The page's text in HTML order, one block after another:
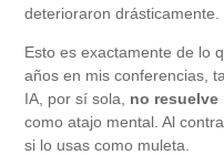
deterioraron drásticamente.
Esto es exactamente de lo
años en mis conferencias,
IA, por sí sola, no resuelve
como atajo mental. Al
si lo usas como muleta.